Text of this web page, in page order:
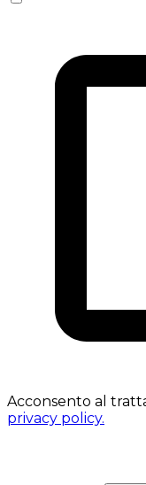
Acconsento al
privacy policy.